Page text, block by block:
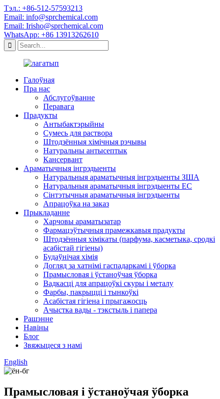
Тэл.: +86-512-57593213
Email: info@sprchemical.com
Email: Irisho@sprchemical.com
WhatsApp: +86 13913262610
Галоўная
Пра нас
Абслугоўванне
Перавага
Прадукты
Антыбактэрыйны
Сумесь для раствора
Штодзённыя хімічныя рэчывы
Натуральны антысептык
Кансервант
Араматычныя інгрэдыенты
Натуральныя араматычныя інгрэдыенты ЗША
Натуральныя араматычныя інгрэдыенты ЕС
Сінтэтычныя араматычныя інгрэдыенты
Апрацоўка на заказ
Прыкладанне
Харчовы араматызатар
Фармацэўтычныя прамежкавыя прадукты
Штодзённыя хімікаты (парфума, касметыка, сродкі
асабістай гігіены)
Будаўнічая хімія
Догляд за хатнімі гаспадаркамі і ўборка
Прамысловая і ўстаноўчая ўборка
Вадкасці для апрацоўкі скуры і металу
Фарбы, пакрыцці і тынкоўкі
Асабістая гігіена і прыгажосць
Ачыстка вады - тэкстыль і папера
Рашэнне
Навіны
Блог
Звяжыцеся з намі
English
Прамысловая і ўстаноўчая ўборка